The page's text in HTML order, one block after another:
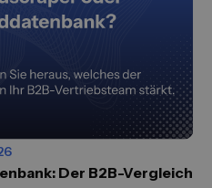
Der B2B-Vergleich